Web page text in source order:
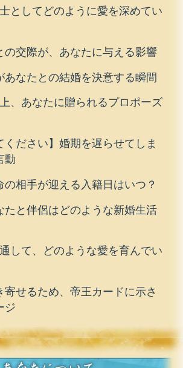
としてどのように愛を深めてい
の交際が、あなたに与える影響
あなたとの結婚を決意する瞬間
、あなたに贈られるプロポーズ
ください】婚期を遅らせてしま
動
の相手が迎える入籍日はいつ？
たと伴侶はどのような新婚生活
して、どのような愛を育んでい
寄せるため、帝王カードに示さ
ジ